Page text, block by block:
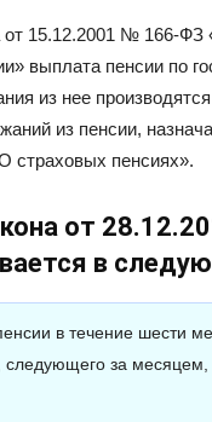
от 15.12.2001 № 166-ФЗ
выплата пенсии по
из нее
из пенсии,
страховых пенсиях».
от
в
в течение шести
за месяцем,